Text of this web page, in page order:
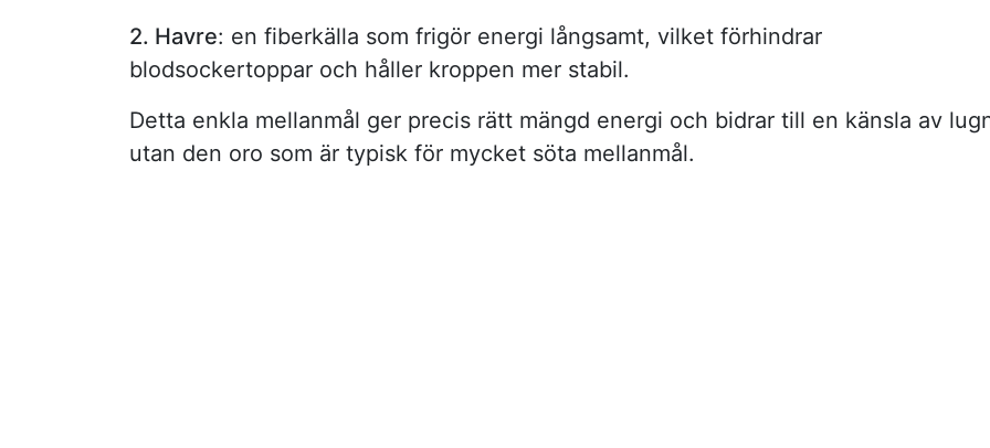
2. Havre: en fiberkälla som frigör energi långsamt, vilket förhindrar
blodsockertoppar och håller kroppen mer stabil.
Detta enkla mellanmål ger precis rätt mängd energi och bidrar till en känsla av
utan den oro som är typisk för mycket söta mellanmål.